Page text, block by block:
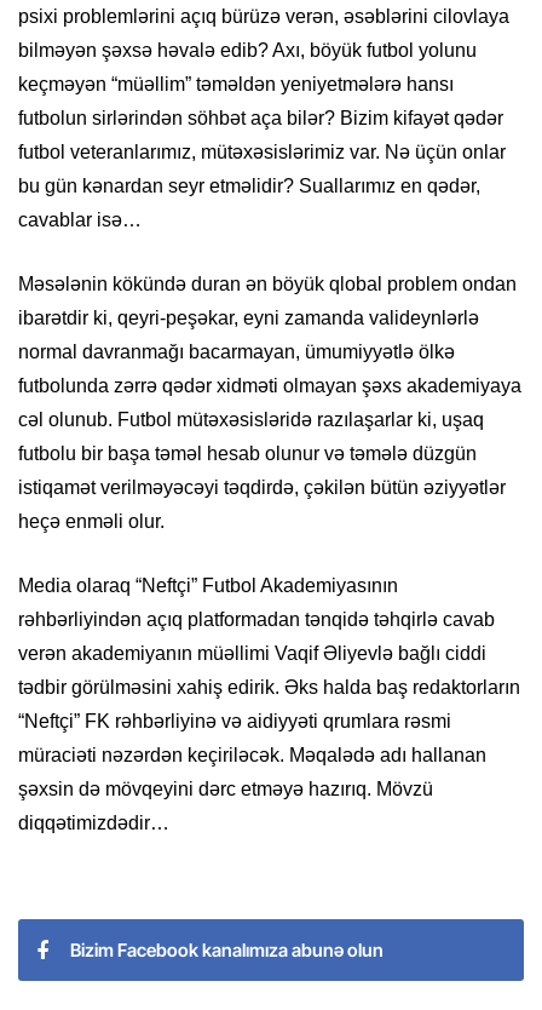
psixi problemlərini açıq bürüzə verən, əsəblərini cilovlaya
bilməyən şəxsə həvalə edib? Axı, böyük futbol yolunu
keçməyən “müəllim” təməldən yeniyetmələrə hansı
futbolun sirlərindən söhbət aça bilər? Bizim kifayət qədər
futbol veteranlarımız, mütəxəsislərimiz var. Nə üçün onlar
bu gün kənardan seyr etməlidir? Suallarımız en qədər,
cavablar isə…
Məsələnin kökündə duran ən böyük qlobal problem ondan
ibarətdir ki, qeyri-peşəkar, eyni zamanda valideynlərlə
normal davranmağı bacarmayan, ümumiyyətlə ölkə
futbolunda zərrə qədər xidməti olmayan şəxs akademiyaya
cəl olunub. Futbol mütəxəsisləridə razılaşarlar ki, uşaq
futbolu bir başa təməl hesab olunur və təmələ düzgün
istiqamət verilməyəcəyi təqdirdə, çəkilən bütün əziyyətlər
heçə enməli olur.
Media olaraq “Neftçi” Futbol Akademiyasının
rəhbərliyindən açıq platformadan tənqidə təhqirlə cavab
verən akademiyanın müəllimi Vaqif Əliyevlə bağlı ciddi
tədbir görülməsini xahiş edirik. Əks halda baş redaktorların
“Neftçi” FK rəhbərliyinə və aidiyyəti qrumlara rəsmi
müraciəti nəzərdən keçiriləcək. Məqalədə adı hallanan
şəxsin də mövqeyini dərc etməyə hazırıq. Mövzü
diqqətimizdədir…
Bizim Facebook kanalımıza abunə olun